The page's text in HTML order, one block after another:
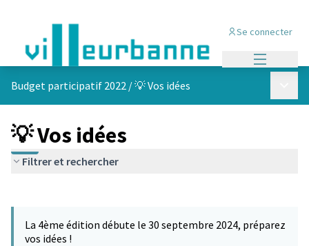
Se connecter
Budget participatif 2022 /💡 Vos idées
💡 Vos idées
Filtrer et rechercher
−
La 4ème édition débute le 30 septembre 2024, préparez
vos idées !